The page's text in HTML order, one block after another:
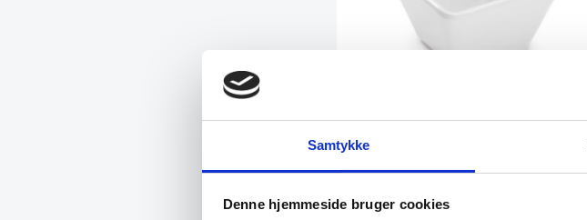
Samtykke
Denne hjemmeside bruger cookies
7x7x4,2 cm, Pujadas
Mål: 7 x 7 x 4,2 cmMed en let og holdbar